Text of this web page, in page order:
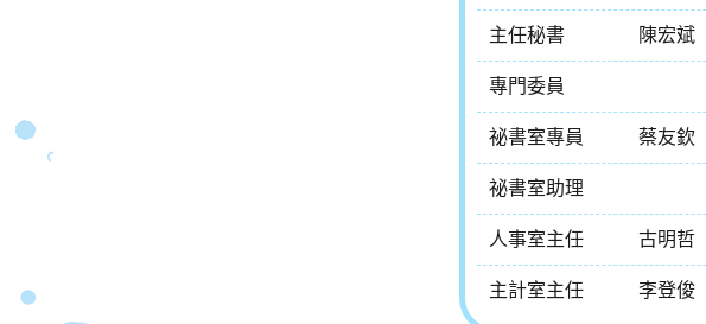
主任秘書 陳宏斌
專門委員
祕書室專員 蔡友欽
祕書室助理
人事室主任 古明哲
主計室主任 李登俊